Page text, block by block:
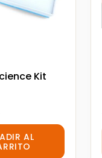
Kit
AL